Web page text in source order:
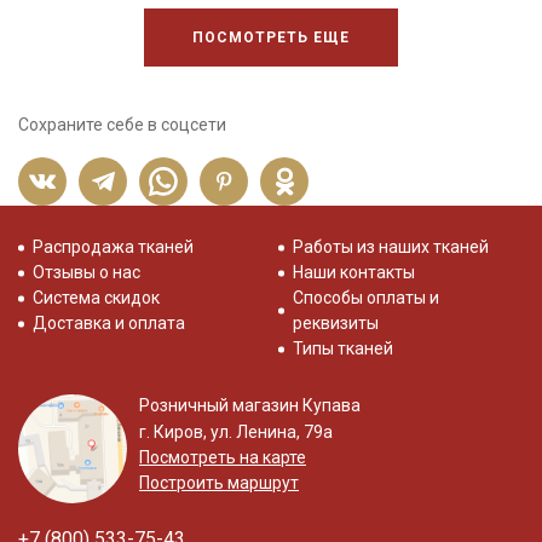
ПОСМОТРЕТЬ ЕЩЕ
Сохраните себе в соцсети
Распродажа тканей
Отзывы о нас
Система скидок
Доставка и оплата
Работы из наших тканей
Наши контакты
Способы оплаты и
реквизиты
Типы тканей
Розничный магазин Купава
г. Киров, ул. Ленина, 79а
Посмотреть на карте
Построить маршрут